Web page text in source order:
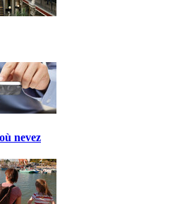
nevez